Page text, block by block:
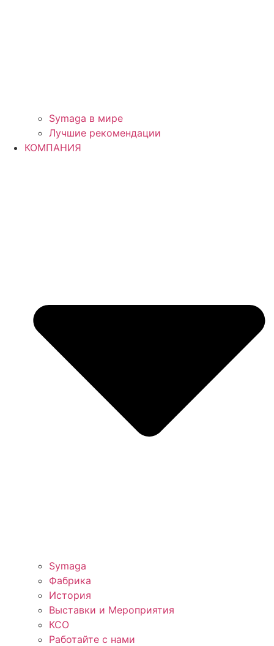
Symaga в мире
Лучшие рекомендации
КОМПАНИЯ
Symaga
Фабрика
История
Выставки и Мероприятия
КСО
Работайте с нами